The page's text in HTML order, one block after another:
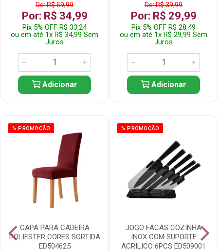
De: R$ 59,99
Por: R$ 34,99
Pix 5% OFF R$ 33,24
ou em até 1x R$ 34,99 Sem
Juros
Adicionar
De: R$ 39,99
Por: R$ 29,99
Pix 5% OFF R$ 28,49
ou em até 1x R$ 29,99 Sem
Juros
Adicionar
% PROMOÇÃO
CAPA PARA CADEIRA
POLIESTER CORES SORTIDA
ED504625
% PROMOÇÃO
JOGO FACAS COZINHA
INOX COM SUPORTE
ACRILICO 6PCS ED509001